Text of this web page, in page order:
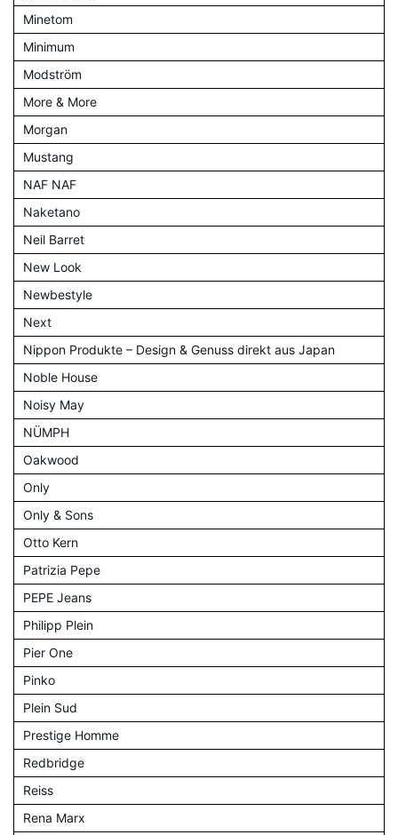
Minetom
Minimum
Modström
More & More
Morgan
Mustang
NAF NAF
Naketano
Neil Barret
New Look
Newbestyle
Next
Nippon Produkte – Design & Genuss direkt aus Japan
Noble House
Noisy May
NÜMPH
Oakwood
Only
Only & Sons
Otto Kern
Patrizia Pepe
PEPE Jeans
Philipp Plein
Pier One
Pinko
Plein Sud
Prestige Homme
Redbridge
Reiss
Rena Marx